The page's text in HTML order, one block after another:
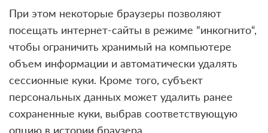
При этом некоторые браузеры позволяют
посещать интернет-сайты в режиме ”инкогнито“,
чтобы ограничить хранимый на компьютере
объем информации и автоматически удалять
сессионные куки. Кроме того, субъект
персональных данных может удалить ранее
сохраненные куки, выбрав соответствующую
опцию в истории браузера.